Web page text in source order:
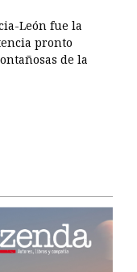
León fue la
pronto
de la